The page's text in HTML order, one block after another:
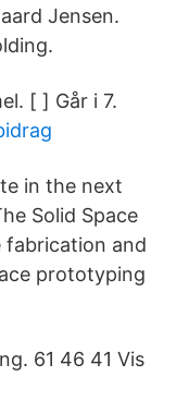
Jensen.
[ ] Går i 7.
in the next
Solid Space
fabrication and
prototyping
61 46 41 Vis